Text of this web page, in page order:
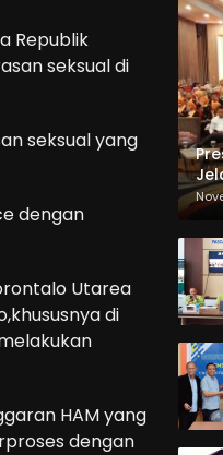
Republik
seksual di
seksual yang
dengan
Utarea
di
HAM yang
dengan